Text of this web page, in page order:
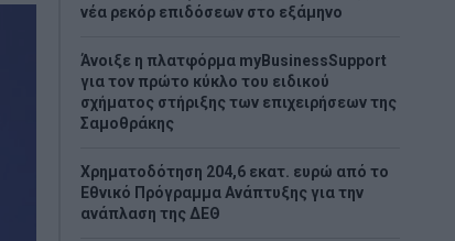
νέα ρεκόρ επιδόσεων στο εξάμηνο
Άνοιξε η πλατφόρμα myBusinessSupport
για τον πρώτο κύκλο του ειδικού
σχήματος στήριξης των επιχειρήσεων της
Σαμοθράκης
Χρηματοδότηση 204,6 εκατ. ευρώ από το
Εθνικό Πρόγραμμα Ανάπτυξης για την
ανάπλαση της ΔΕΘ